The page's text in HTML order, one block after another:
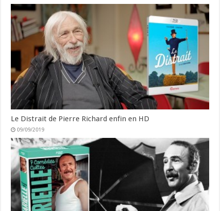
Le Distrait de Pierre Richard enfin en HD
09/09/2019